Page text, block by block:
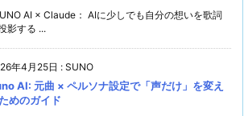
AI × Claude： AIに少しでも自分の想いを歌詞
影する ...
年4月25日 : SUNO
AI: 元曲 × ペルソナ設定で「声だけ」を変え
めのガイド